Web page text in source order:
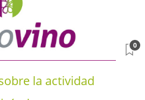
la actividad
0